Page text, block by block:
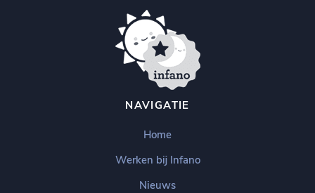
NAVIGATIE
Home
Werken bij Infano
Nieuws